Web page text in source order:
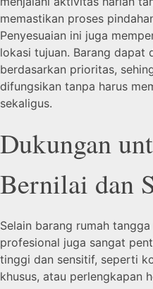
memastikan proses
Penyesuaian ini juga
lokasi tujuan. Barang dapat
berdasarkan prioritas,
difungsikan tanpa harus
sekaligus.
Dukungan
Bernilai dan
Selain barang rumah
profesional juga sangat
tinggi dan sensitif, seperti
khusus, atau perlengkapan